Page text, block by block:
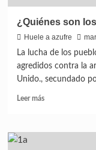
¿Quiénes son
Huele a azufre
La lucha de los
agredidos contra la
Unido., secundado
Leer más